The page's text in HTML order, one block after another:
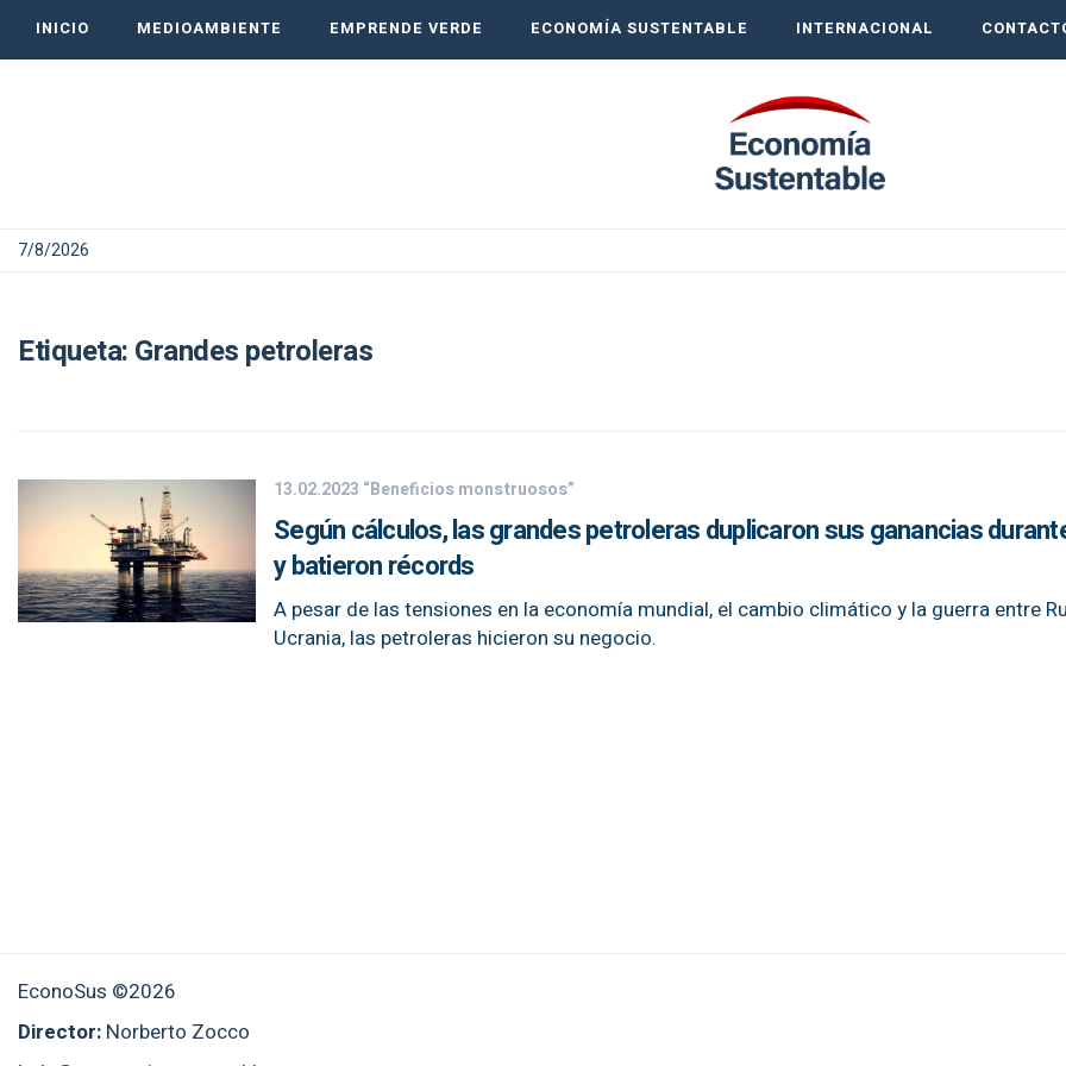
INICIO MEDIOAMBIENTE EMPRENDE VERDE ECONOMÍA SUSTENTABLE INTERNACIONAL
7/8/2026
Etiqueta: Grandes petroleras
13.02.2023 “Beneficios monstruosos”
Según cálculos, las grandes petroleras duplicaron sus ganancias
y batieron récords
A pesar de las tensiones en la economía mundial, el cambio climático y la guerra entre
Ucrania, las petroleras hicieron su negocio.
EconoSus ©2026
Director: Norberto Zocco